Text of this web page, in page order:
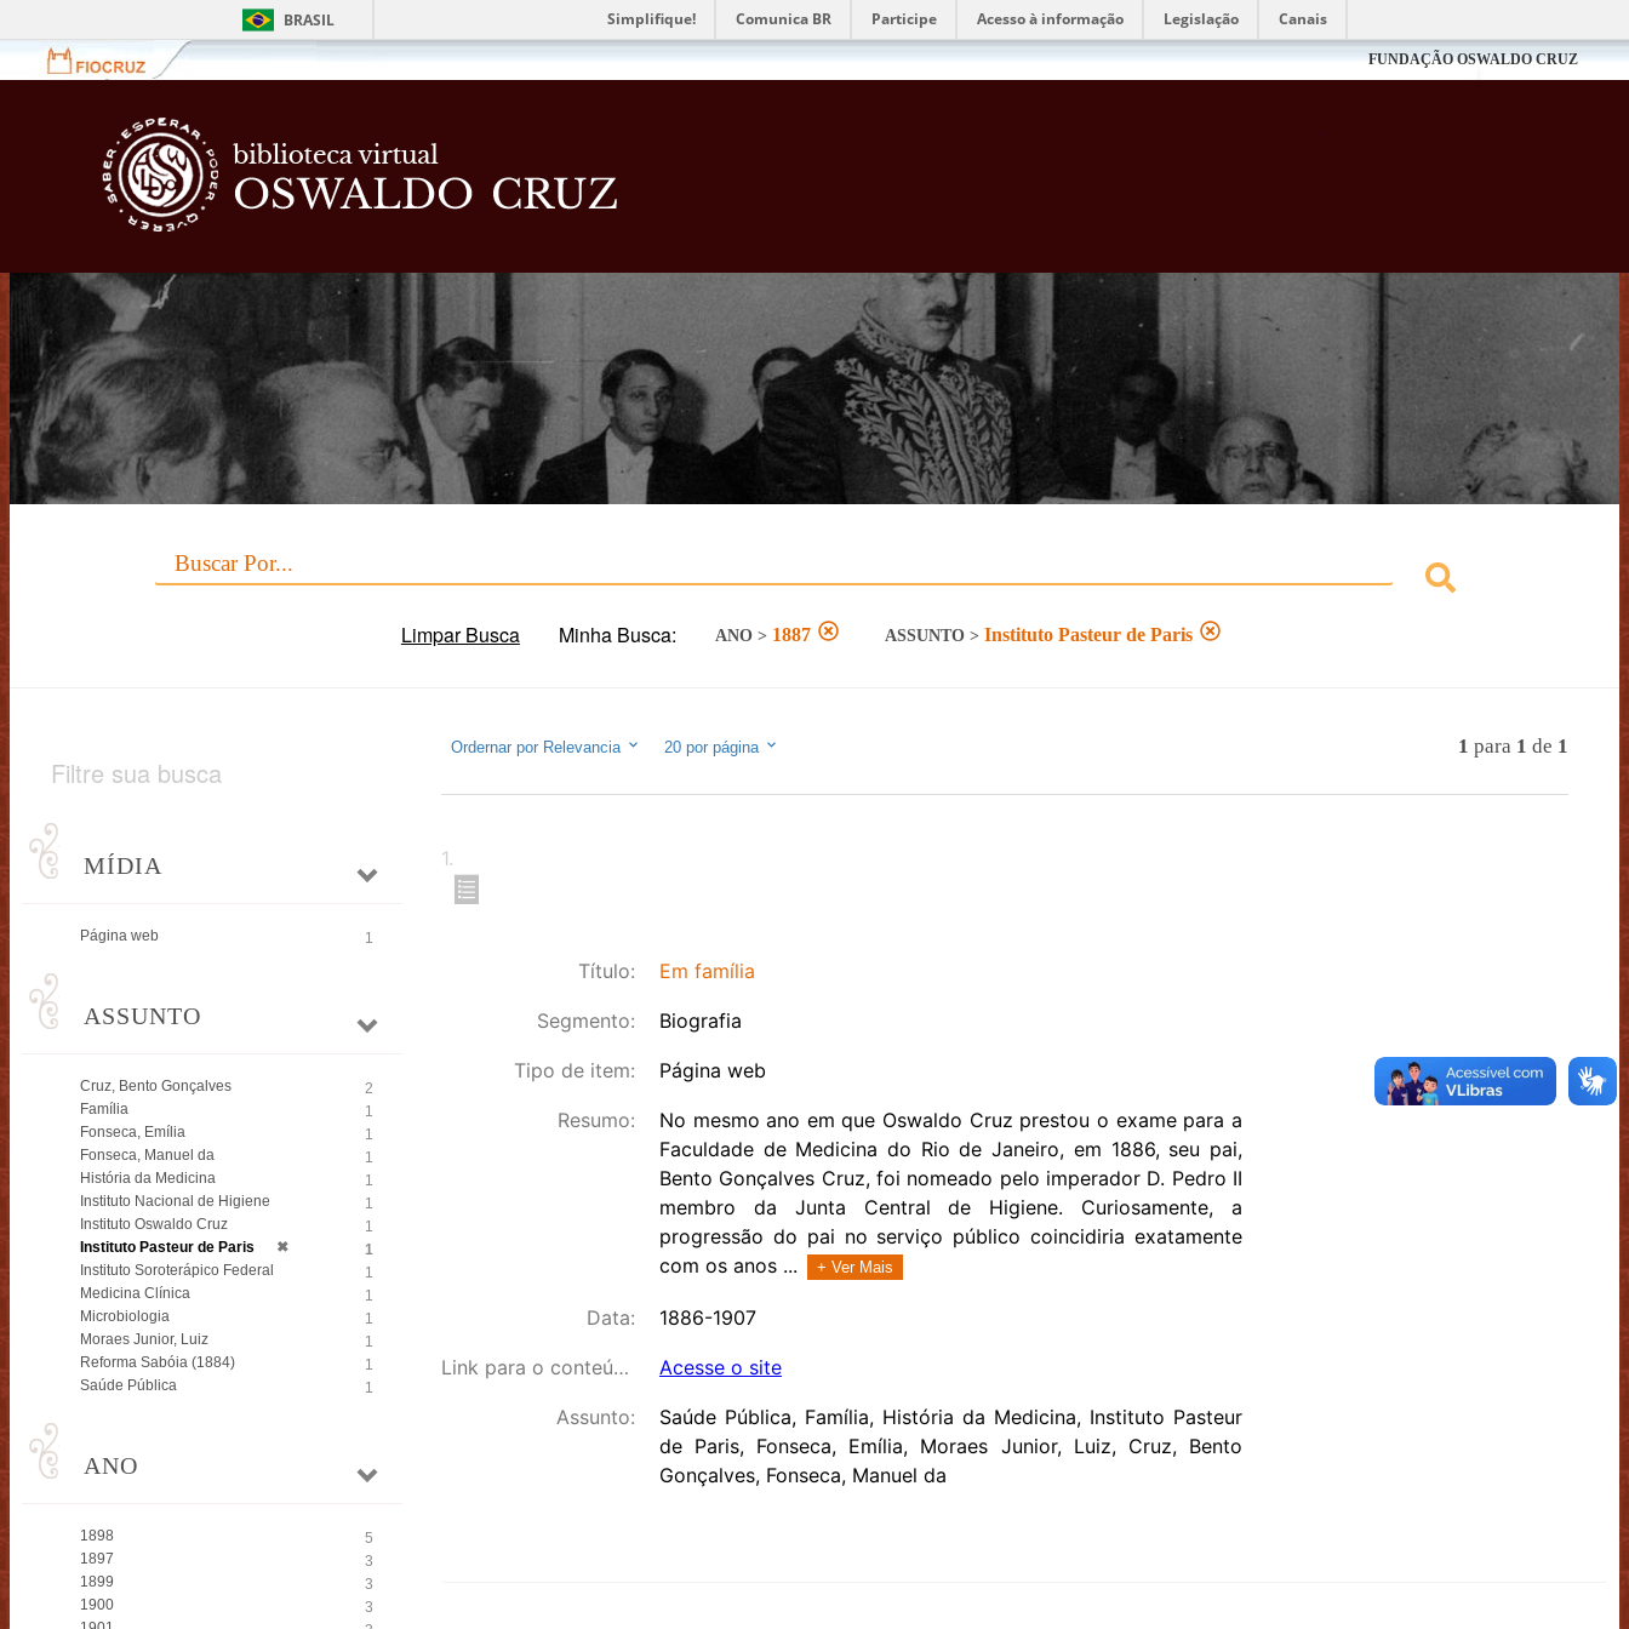
BRASIL Simplifique! Comunica BR Participe Acesso à informação Legislação Canais
FUNDAÇÃO OSWALDO CRUZ
Limpar Busca Minha Busca: ANO> 1887 ASSUNTO> Instituto Pasteur de Paris
Filtre sua busca
MÍDIA
Página web 1
ASSUNTO
Cruz, Bento Gonçalves
2
Família
1
Fonseca, Emília
1
Fonseca, Manuel da
1
História da Medicina
1
Instituto Nacional de Higiene
1
Instituto Oswaldo Cruz
1
Instituto Pasteur de Paris
✖
1
Instituto Soroterápico Federal
1
Medicina Clínica
1
Microbiologia
1
Moraes Junior, Luiz
1
Reforma Sabóia (1884)
1
Saúde Pública
1
ANO
1898
5
1897
3
1899
3
1900
3
Ordernar por Relevancia 20por página 1 para 1 de 1
1.
Título: Em família
Segmento: Biografia
Tipo de item: Página web
Resumo:
No mesmo ano em que Oswaldo Cruz prestou o exame para a
Faculdade de Medicina do Rio de Janeiro, em 1886, seu pai,
Bento Gonçalves Cruz, foi nomeado pelo imperador D. Pedro II
membro da Junta Central de Higiene. Curiosamente, a
progressão do pai no serviço público coincidiria exatamente
com os anos ...
+ Ver Mais
Data: 1886-1907
Link para o conteúdo: Acesse o site
Assunto:
Saúde Pública, Família, História da Medicina, Instituto Pasteur
de Paris, Fonseca, Emília, Moraes Junior, Luiz, Cruz, Bento
Gonçalves, Fonseca, Manuel da